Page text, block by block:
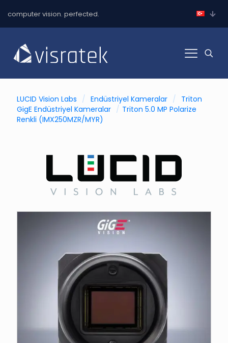
computer vision. perfected.
LUCID Vision Labs / Endüstriyel Kameralar /
Triton
GigE Endüstriyel Kameralar / Triton 5.0 MP Polarize
Renkli (IMX250MZR/MYR)